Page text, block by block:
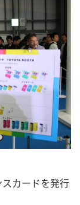
カードを発行